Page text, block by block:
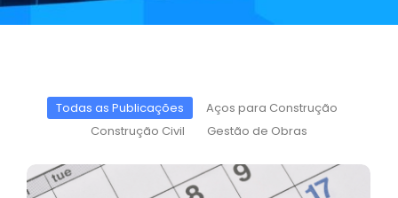
Todas as Publicações
Aços para Construção
Construção Civil
Gestão de Obras